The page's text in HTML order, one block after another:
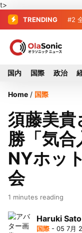
t>
TRENDING #2
#3
国内 国際 政治
Home / 国際
須藤美貴
勝「気合
NYホッ
会
1 minutes reading
Haruki Sato
国際 - 05 7月